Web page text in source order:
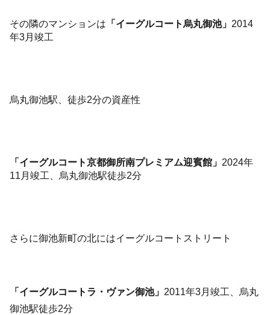
その隣のマンションは 「イーグルコート烏丸御池」 2014
年3月竣工
烏丸御池駅、徒歩2分の資産性
「イーグルコート京都御所南プレミアム迎賓館」 2024年
11月竣工、烏丸御池駅徒歩2分
さらに御池新町の北にはイーグルコートストリート
「イーグルコートラ・ヴァン御池」 2011年3月竣工、烏丸
御池駅徒歩2分